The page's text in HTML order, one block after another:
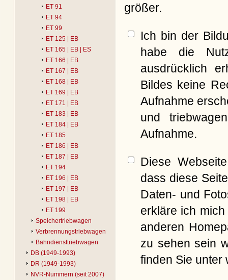
ET 91
ET 94
ET 99
ET 125 | EB
ET 165 | EB | ES
ET 166 | EB
ET 167 | EB
ET 168 | EB
ET 169 | EB
ET 171 | EB
ET 183 | EB
ET 184 | EB
ET 185
ET 186 | EB
ET 187 | EB
ET 194
ET 196 | EB
ET 197 | EB
ET 198 | EB
ET 199
Speichertriebwagen
Verbrennungstriebwagen
Bahndiensttriebwagen
DB (1949-1993)
DR (1949-1993)
NVR-Nummern (seit 2007)
größer.
Ich bin der
habe die
ausdrücklich
Bildes keine
Aufnahme
und
Aufnahme.
Diese
dass diese
Daten- und
erkläre ich
anderen
zu sehen sein
finden Sie unter